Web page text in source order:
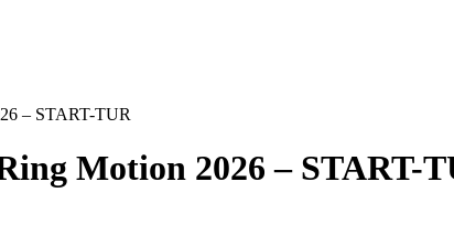
– START-TUR
Motion 2026 – START-